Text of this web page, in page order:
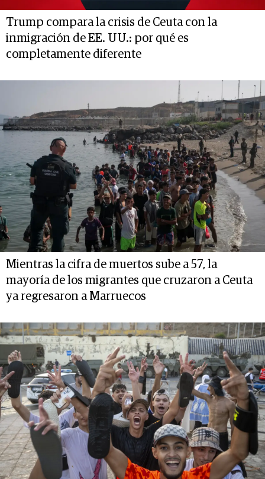
Trump compara la crisis de Ceuta con la
inmigración de EE. UU.: por qué es
completamente diferente
Mientras la cifra de muertos sube a 57, la
mayoría de los migrantes que cruzaron a Ceuta
ya regresaron a Marruecos